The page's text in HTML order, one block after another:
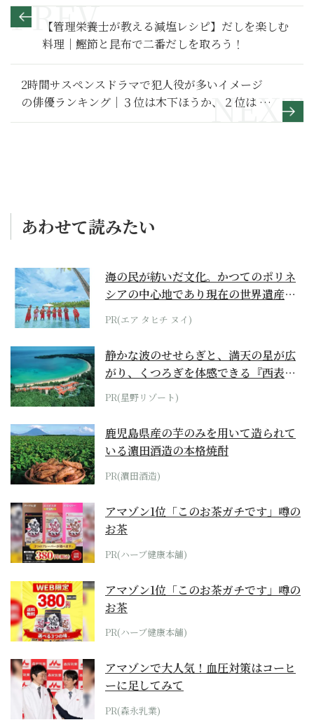
【管理栄養士が教える減塩レシピ】だしを楽しむ
料理｜鰹節と昆布で二番だしを取ろう！
2時間サスペンスドラマで犯人役が多いイメージ
の俳優ランキング｜３位は木下ほうか、２位は 寺
田農 、１位は？
あわせて読みたい
海の民が紡いだ文化。かつてのポリネ
シアの中心地であり現在の世界遺産か
らみえてくる...
PR(エア タヒチ ヌイ)
静かな波のせせらぎと、満天の星が広
がり、くつろぎを体感できる『西表島
ホテル by...
PR(星野リゾート)
鹿児島県産の芋のみを用いて造られて
いる濵田酒造の本格焼酎
PR(濵田酒造)
アマゾン1位「このお茶ガチです」噂の
お茶
PR(ハーブ健康本舗)
アマゾン1位「このお茶ガチです」噂の
お茶
PR(ハーブ健康本舗)
アマゾンで大人気！血圧対策はコーヒ
ーに足してみて
PR(森永乳業)